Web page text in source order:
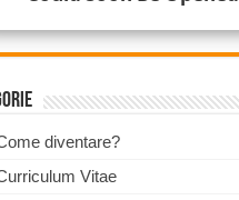
diventare?
Vitae